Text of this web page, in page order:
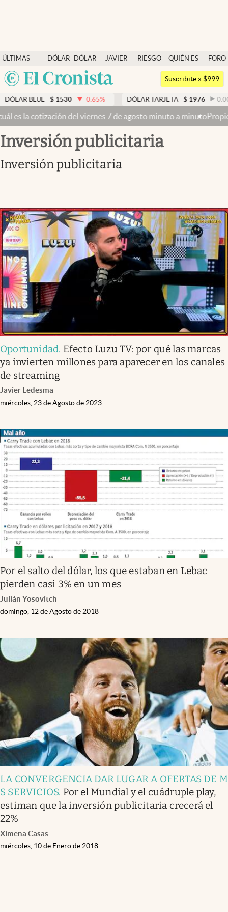
ÚLTIMAS
NOTICIAS
DÓLAR
DÓLAR
BLUE
JAVIER
RIESGO
QUIÉN ES
QUIÉN
FORO
Argentina
México
Dólar
Members
Economía y Política
Finanzas y Mercados
Mercados Online
Apertura
Infotechnology
Clase
Clima
Mundial 2026
Eventos Corporativos
El Cronista Studio
Mediakit
abre en nueva pestaña
Argentina
Suscribite x $999
BLUE $ 1530 -0.65% DÓLAR TARJETA $ 1976 0.00%
del viernes 7 de agosto minuto a minutoPropiedad
inversión publicitaria
inversión publicitaria
Oportunidad. Efecto Luzu TV: por qué las marcas
ya invierten millones para aparecer en los canales
de streaming
Javier Ledesma
miércoles, 23 de Agosto de 2023
Por el salto del dólar, los que estaban en Lebac
pierden casi 3% en un mes
Julián Yosovitch
domingo, 12 de Agosto de 2018
LA CONVERGENCIA DAR LUGAR A OFERTAS DE M
S SERVICIOS. Por el Mundial y el cuádruple play,
estiman que la inversión publicitaria crecerá el
22%
Ximena Casas
miércoles, 10 de Enero de 2018